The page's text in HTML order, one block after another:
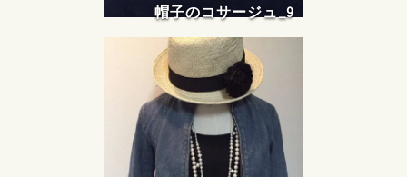
帽子のコサージュ_9